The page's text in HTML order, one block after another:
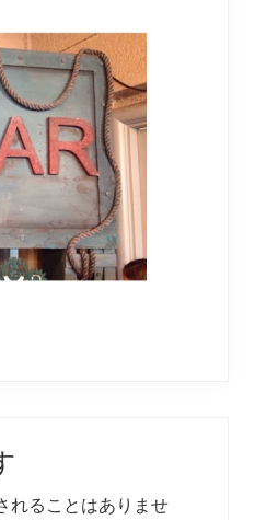
れることはありませ